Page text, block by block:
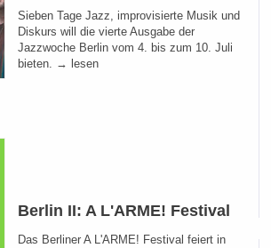
Sieben Tage Jazz, improvisierte Musik und
Diskurs will die vierte Ausgabe der
Jazzwoche Berlin vom 4. bis zum 10. Juli
bieten. → lesen
Berlin II: A L'ARME! Festival
Das Berliner A L'ARME! Festival feiert in